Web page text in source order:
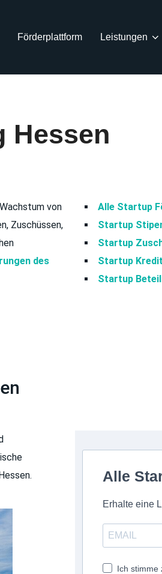
Förderplattform Leistungen
Hessen
von
Zuschüssen,
des
Alle Startup
Startup
Startup
Startup
Startup
Alle
Erhalte eine
Ich stimme